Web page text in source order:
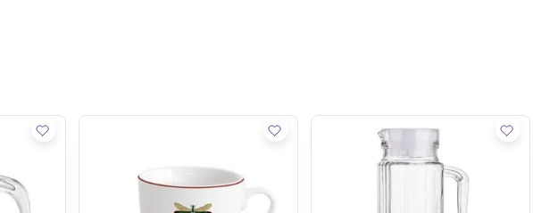
Jantar